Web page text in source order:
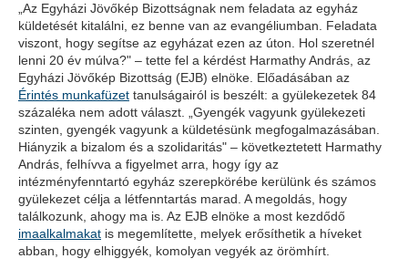
„Az Egyházi Jövőkép Bizottságnak nem feladata az egyház
küldetését kitalálni, ez benne van az evangéliumban. Feladata
viszont, hogy segítse az egyházat ezen az úton. Hol szeretnél
lenni 20 év múlva?" – tette fel a kérdést Harmathy András, az
Egyházi Jövőkép Bizottság (EJB) elnöke. Előadásában az
Érintés munkafüzet tanulságairól is beszélt: a gyülekezetek 84
százaléka nem adott választ. „Gyengék vagyunk gyülekezeti
szinten, gyengék vagyunk a küldetésünk megfogalmazásában.
Hiányzik a bizalom és a szolidaritás" – következtetett Harmathy
András, felhívva a figyelmet arra, hogy így az
intézményfenntartó egyház szerepkörébe kerülünk és számos
gyülekezet célja a létfenntartás marad. A megoldás, hogy
találkozunk, ahogy ma is. Az EJB elnöke a most kezdődő
imaalkalmakat is megemlítette, melyek erősíthetik a híveket
abban, hogy elhiggyék, komolyan vegyék az örömhírt.